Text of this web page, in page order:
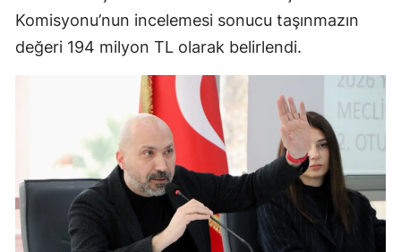
Komisyonu’nun incelemesi sonucu taşınmazın
değeri 194 milyon TL olarak belirlendi.